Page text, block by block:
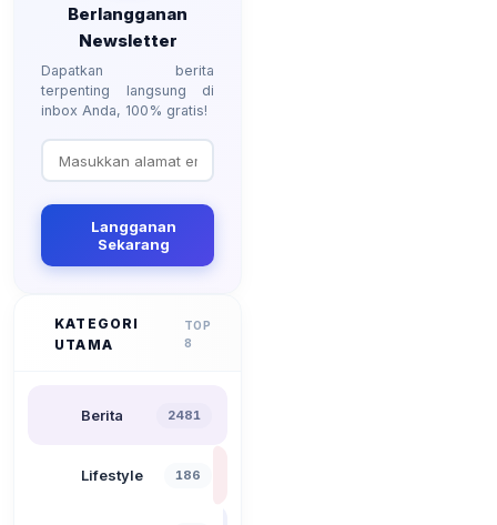
Berlangganan
Newsletter
Dapatkan berita
terpenting langsung di
inbox Anda, 100% gratis!
Langganan
Sekarang
KATEGORI
UTAMA
TOP
8
Berita 2481
Lifestyle 186